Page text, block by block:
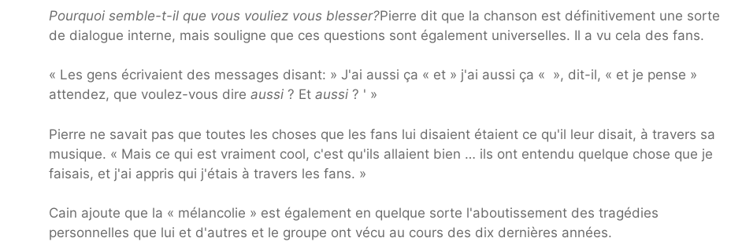
Pourquoi semble-t-il que vous vouliez vous blesser?Pierre dit que la chanson est définitivement une sorte
de dialogue interne, mais souligne que ces questions sont également universelles. Il a vu cela des fans.
« Les gens écrivaient des messages disant: » J'ai aussi ça « et » j'ai aussi ça « », dit-il, « et je pense »
attendez, que voulez-vous dire aussi ? Et aussi ? ' »
Pierre ne savait pas que toutes les choses que les fans lui disaient étaient ce qu'il leur disait, à travers sa
musique. « Mais ce qui est vraiment cool, c'est qu'ils allaient bien … ils ont entendu quelque chose que je
faisais, et j'ai appris qui j'étais à travers les fans. »
Cain ajoute que la « mélancolie » est également en quelque sorte l'aboutissement des tragédies
personnelles que lui et d'autres et le groupe ont vécu au cours des dix dernières années.